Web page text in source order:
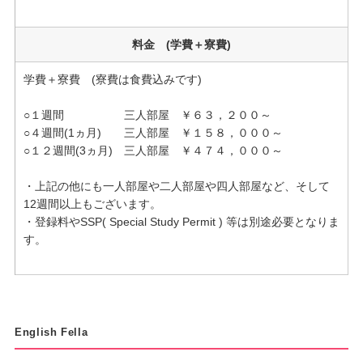
料金 (学費＋寮費)
学費＋寮費 (寮費は食費込みです)
○１週間 三人部屋 ￥６３，２００～
○４週間(1ヵ月) 三人部屋 ￥１５８，０００～
○１２週間(3ヵ月) 三人部屋 ￥４７４，０００～
・上記の他にも一人部屋や二人部屋や四人部屋など、そして
12週間以上もございます。
・登録料やSSP( Special Study Permit ) 等は別途必要となりま
す。
English Fella